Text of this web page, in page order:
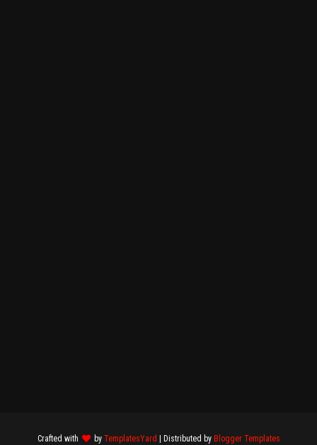
Crafted with by TemplatesYard | Distributed by Blogger Templates